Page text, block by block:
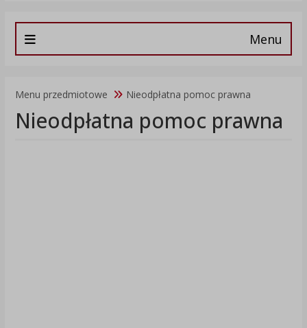
Menu
Menu przedmiotowe Nieodpłatna pomoc prawna
Nieodpłatna pomoc prawna